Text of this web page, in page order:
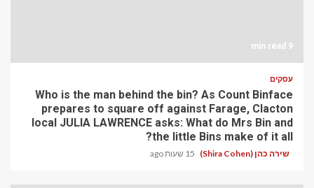
9 min read
עסקים
Who is the man behind the bin? As Count Binface
prepares to square off against Farage, Clacton
local JULIA LAWRENCE asks: What do Mrs Bin and
the little Bins make of it all?
שירה כהן (Shira Cohen) 15 שעות ago